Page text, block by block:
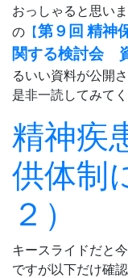
おっしゃると思い
の 【第９回 精神
関する検討会
るいい資料が公開
是非一読してみてく
精神疾
供体制
２）
キースライドだと
ですが以下だけ確